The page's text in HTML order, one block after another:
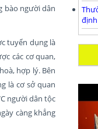
bào người dân
tuyển dụng là
các cơ quan,
hợp lý. Bên
là cơ sở quan
người dân tộc
càng khẳng